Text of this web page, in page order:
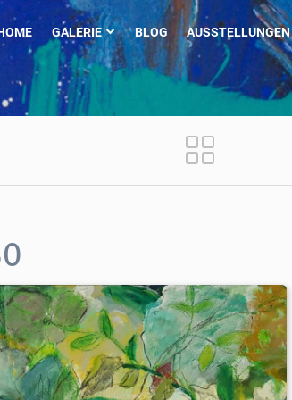
GALERIE BLOG AUSSTELLUNGEN